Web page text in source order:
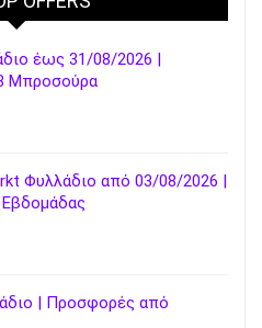
έως 31/08/2026 |
Μπροσούρα
Φυλλάδιο από 03/08/2026 |
| Προσφορές από